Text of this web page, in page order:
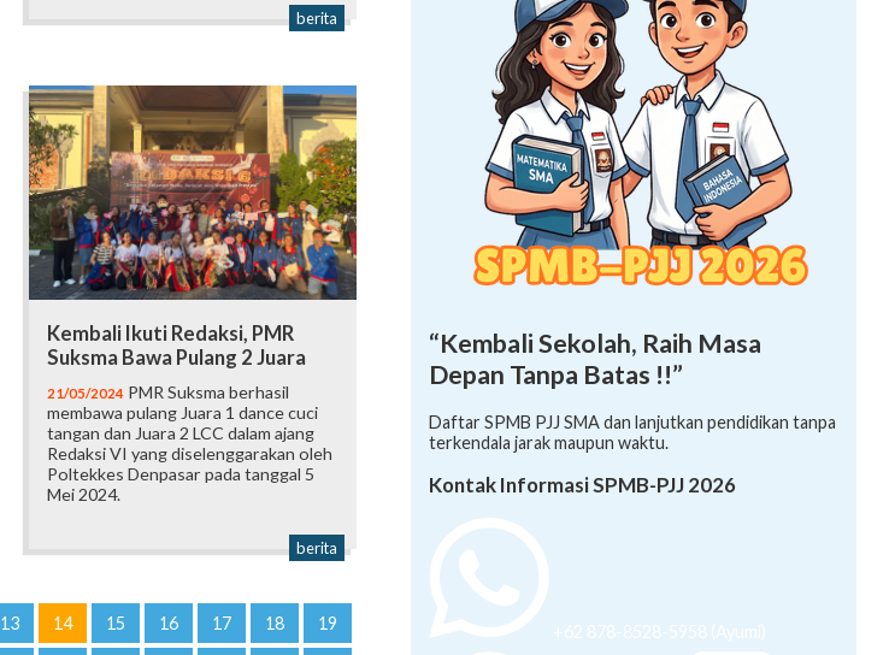
berita
Kembali Ikuti Redaksi, PMR
Suksma Bawa Pulang 2 Juara
21/05/2024 PMR Suksma berhasil
membawa pulang Juara 1 dance cuci
tangan dan Juara 2 LCC dalam ajang
Redaksi VI yang diselenggarakan oleh
Poltekkes Denpasar pada tanggal 5
Mei 2024.
berita
13 14 15 16 17 18 19
“Kembali Sekolah, Raih Masa
Depan Tanpa Batas !!”
Daftar SPMB PJJ SMA dan lanjutkan pendidikan tanpa
terkendala jarak maupun waktu.
Kontak Informasi SPMB-PJJ 2026
+62 878-8528-5958 (Ayumi)